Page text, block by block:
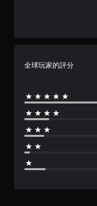
全球玩家的評分